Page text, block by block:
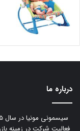
درباره ما
فعالیت شرکت در زمینه